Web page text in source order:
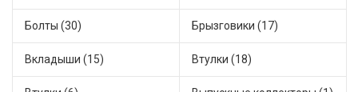
Болты (30) Брызговики (17)
Вкладыши (15) Втулки (18)